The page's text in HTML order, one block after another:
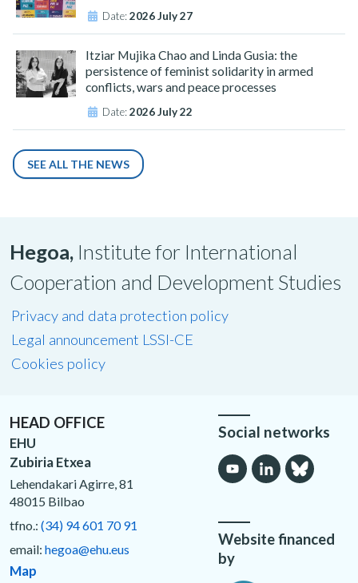
Date:2026 July 27
Itziar Mujika Chao and Linda Gusia: the
persistence of feminist solidarity in armed
conflicts, wars and peace processes
Date:2026 July 22
SEE ALL THE NEWS
Hegoa, Institute for International
Cooperation and Development Studies
Privacy and data protection policy
Legal announcement LSSI-CE
Cookies policy
HEAD OFFICE
EHU
Zubiria Etxea
Lehendakari Agirre, 81
48015 Bilbao
tfno.: (34) 94 601 70 91
email: hegoa@ehu.eus
Map
Social networks
Website financed
by